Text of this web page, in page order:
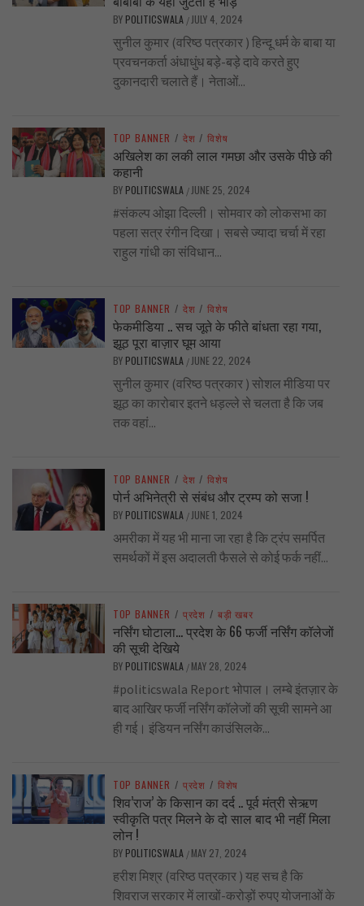
BY POLITICSWALA /JULY 4, 2024
सुनील कुमार (वरिष्ठ पत्रकार ) हिन्दू धर्म के बाबा या
प्रवचनकर्ता अंधाधुंध बड़े-बड़े दावे करते हुए
दुकानदारी चलाते हैं। नेताओं...
TOP BANNER / देश / विशेष
अखिलेश का लकी लाल गमछा और उसके पीछे की
कहानी
BY POLITICSWALA /JUNE 25, 2024
#संकल्प ओझा दिल्ली। सोमवार को लोकसभा का
पहला सत्र रंगीन दिखा। सबसे ज्यादा चर्चा में रहा
राहुल गांधी का संविधान...
TOP BANNER / देश / विशेष
फेकमीडिया .. सच जूते के फीते बांधता रहा गया,
झूठ पूरा बाज़ार घूम आया
BY POLITICSWALA /JUNE 22, 2024
सुनील कुमार (वरिष्ठ पत्रकार ) सोशल मीडिया पर
झूठ का कारोबार इतने धड़ल्ले से चलता है कि जब
तक वहां...
TOP BANNER / देश / विशेष
पोर्न अभिनेत्री से संबंध और ट्रम्प को सजा !
BY POLITICSWALA /JUNE 1, 2024
अमरीका में यह भी माना जा रहा है कि ट्रंप समर्पित
समर्थकों में इस अदालती फैसले से कोई फर्क नहीं...
TOP BANNER / प्रदेश / बड़ी खबर
नर्सिंग घोटाला… प्रदेश के 66 फर्जी नर्सिंग कॉलेजों
की सूची देखिये
BY POLITICSWALA / MAY 28, 2024
#politicswala Report भोपाल। लम्बे इंतज़ार के
बाद आखिर फर्जी नर्सिंग कॉलेजों की सूची सामने आ
ही गई। इंडियन नर्सिंग काउंसिलके...
TOP BANNER / प्रदेश / विशेष
शिव’राज’ के किसान का दर्द .. पूर्व मंत्री सेऋण
स्वीकृति पत्र मिलने के दो साल बाद भी नहीं मिला
लोन !
BY POLITICSWALA / MAY 27, 2024
हरीश मिश्र (वरिष्ठ पत्रकार ) यह सच है कि
शिवराज सरकार में लाखों-करोड़ों रुपए योजनाओं के